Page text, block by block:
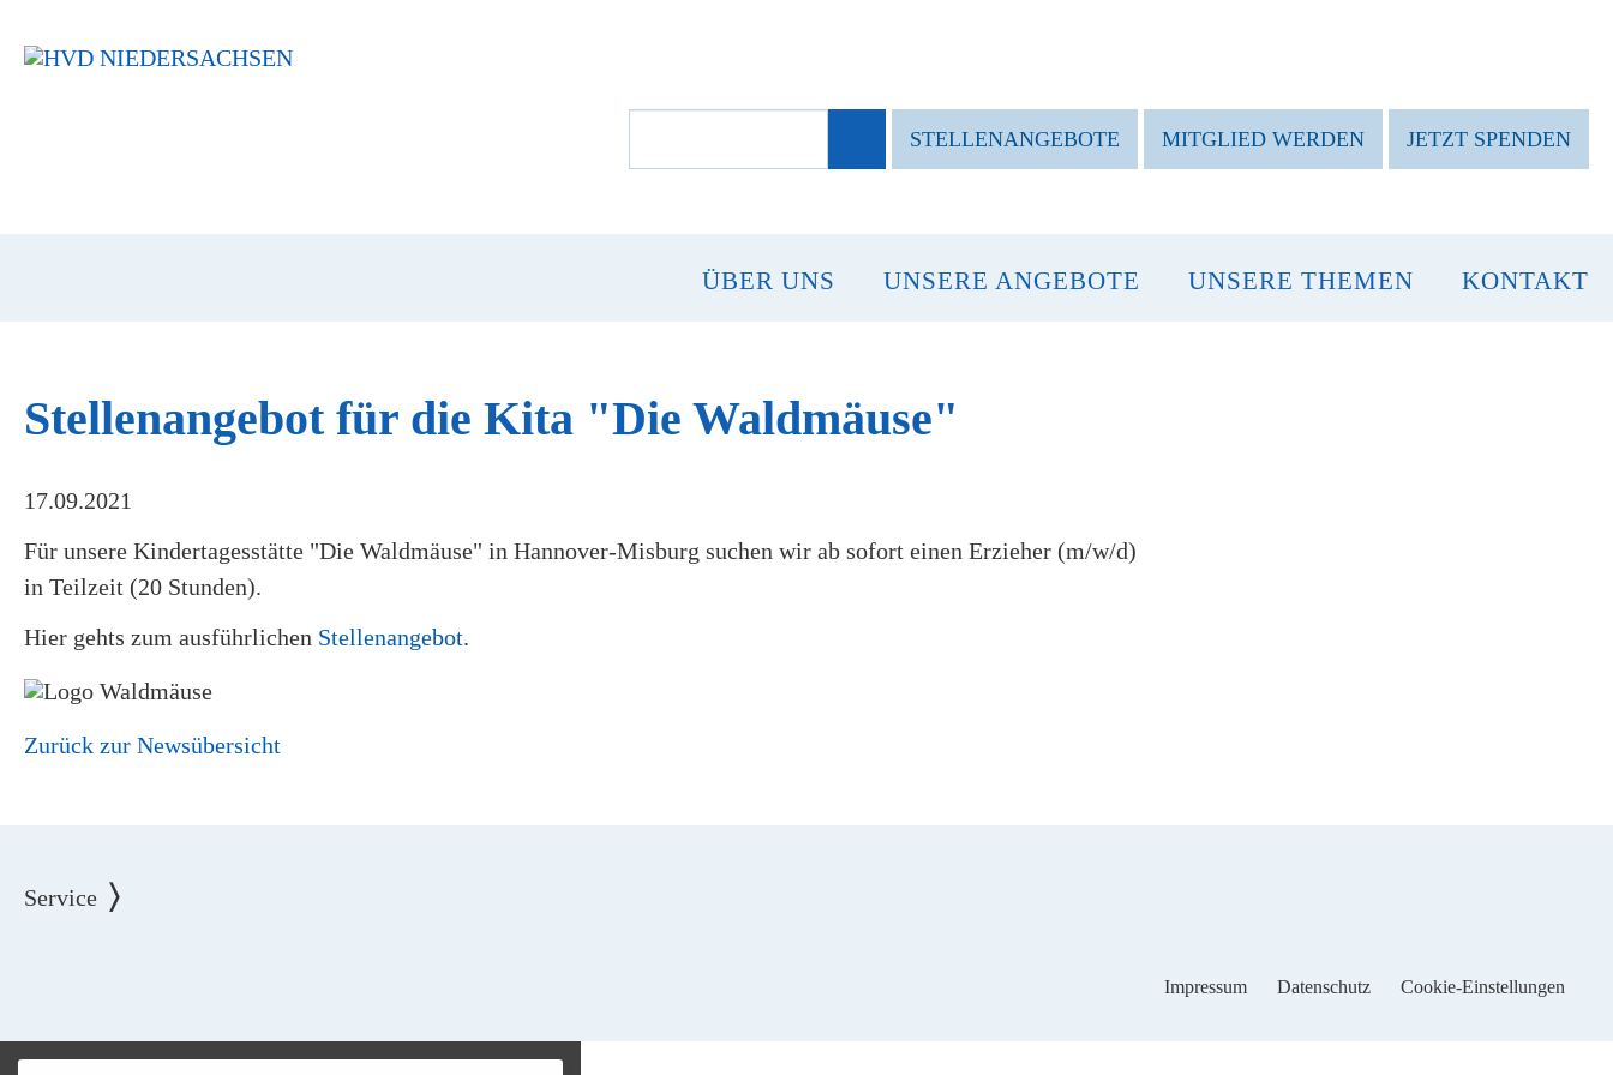
STELLENANGEBOTE MITGLIED WERDEN JETZT SPENDEN
ÜBER UNS UNSERE ANGEBOTE UNSERE THEMEN KONTAKT
Stellenangebot für die Kita "Die Waldmäuse"
17.09.2021
Für unsere Kindertagesstätte "Die Waldmäuse" in Hannover-Misburg suchen wir ab sofort einen Erzieher (m/w/d)
in Teilzeit (20 Stunden).
Hier gehts zum ausführlichen Stellenangebot.
Zurück zur Newsübersicht
Service
Impressum Datenschutz Cookie-Einstellungen